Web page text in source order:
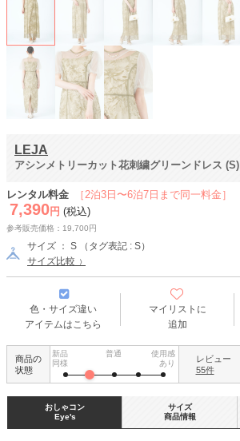
LEJA
アシンメトリーカット花刺繍グリーンドレス (S)
［2泊3日〜6泊7日まで同一料金］
レンタル料金
7,390 円 (税込)
参考販売価格：19,700円
サイズ ： S （タグ表記 : S）
サイズ比較
色・サイズ違い
アイテムはこちら
マイリストに
追加
商品の
状態
新品
同様
普通
使用感
あり
レビュー
55件
おしゃコン
Eye's
サイズ
商品情報